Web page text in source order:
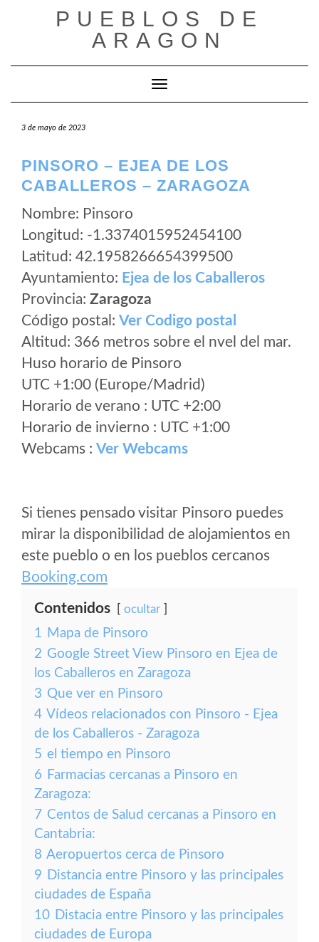
PUEBLOS DE
ARAGON
Cambiar modo de navegación
3 de mayo de 2023
PINSORO – EJEA DE LOS
CABALLEROS – ZARAGOZA
Nombre: Pinsoro
Longitud: -1.3374015952454100
Latitud: 42.1958266654399500
Ayuntamiento: Ejea de los Caballeros
Provincia: Zaragoza
Código postal: Ver Codigo postal
Altitud: 366 metros sobre el nvel del mar.
Huso horario de Pinsoro
UTC +1:00 (Europe/Madrid)
Horario de verano : UTC +2:00
Horario de invierno : UTC +1:00
Webcams : Ver Webcams
Si tienes pensado visitar Pinsoro puedes
mirar la disponibilidad de alojamientos en
este pueblo o en los pueblos cercanos
Booking.com
Contenidos ocultar
1 Mapa de Pinsoro
2 Google Street View Pinsoro en Ejea de
los Caballeros en Zaragoza
3 Que ver en Pinsoro
4 Vídeos relacionados con Pinsoro - Ejea
de los Caballeros - Zaragoza
5 el tiempo en Pinsoro
6 Farmacias cercanas a Pinsoro en
Zaragoza:
7 Centos de Salud cercanas a Pinsoro en
Cantabria:
8 Aeropuertos cerca de Pinsoro
9 Distancia entre Pinsoro y las principales
ciudades de España
10 Distacia entre Pinsoro y las principales
ciudades de Europa